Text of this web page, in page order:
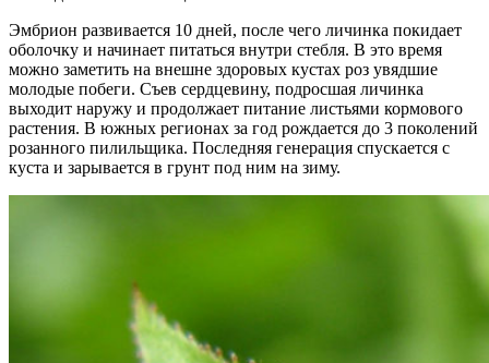
Эмбрион развивается 10 дней, после чего личинка покидает
оболочку и начинает питаться внутри стебля. В это время
можно заметить на внешне здоровых кустах роз увядшие
молодые побеги. Съев сердцевину, подросшая личинка
выходит наружу и продолжает питание листьями кормового
растения. В южных регионах за год рождается до 3 поколений
розанного пилильщика. Последняя генерация спускается с
куста и зарывается в грунт под ним на зиму.